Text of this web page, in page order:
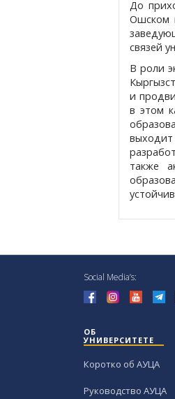
До
Ошском
связей
В роли
и
в этом
выходит
также
Social Media’s:
ОБ
УНИВЕРСИТЕТЕ
Коротко об АУЦА
Руководство АУЦА